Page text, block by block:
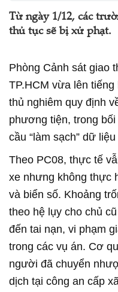
Từ ngày 1/12, các
thủ tục sẽ bị xử phạt.
Phòng Cảnh sát giao
TP.HCM vừa lên
thủ nghiêm quy định
phương tiện, trong
cầu “làm sạch” dữ
Theo PC08, thực tế
xe nhưng không thực
và biển số. Khoảng
theo hệ lụy cho chủ
đến tai nạn, vi phạm
trong các vụ án. Cơ
người đã chuyển
dịch tại công an cấp